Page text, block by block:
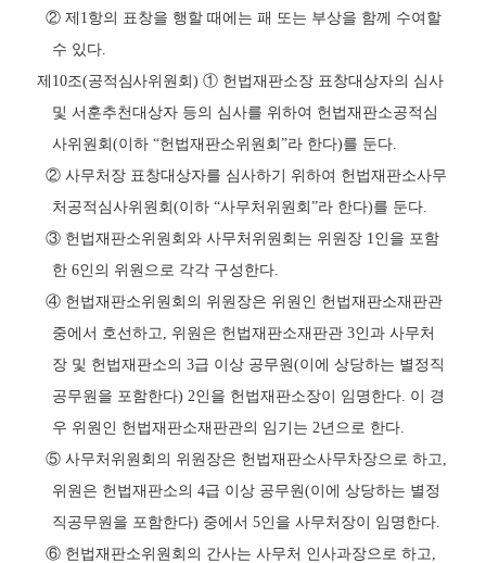
②제 1항의 표창을 행할 때에는 패 또는 부상을 함께 수여할
수 있다.
제 10조(공적심사위원회 ) ① 헌법재판소장 표창대상자의 심사
및 서훈추천대상자 등의 심사를 위하여 헌법재판소공적심
사위원회 (이하 “헌법재판소위원회 ”라 한다)를 둔다.
②사무처장 표창대상자를 심사하기 위하여 헌법재판소사무
처공적심사위원회 (이하 “사무처위원회 ”라 한다)를 둔다.
③ 헌법재판소위원회와 사무처위원회는 위원장 1인을 포함
한 6인의 위원으로 각각 구성한다.
④ 헌법재판소위원회의 위원장은 위원인 헌법재판소재판관
중에서 호선하고, 위원은 헌법재판소재판관 3인과 사무처
장 및 헌법재판소의 3급 이상 공무원(이에 상당하는 별정직
공무원을 포함한다) 2인을 헌법재판소장이 임명한다. 이 경
우 위원인 헌법재판소재판관의 임기는 2년으로 한다.
⑤사무처위원회의 위원장은 헌법재판소사무차장으로 하고,
위원은 헌법재판소의 4급 이상 공무원(이에 상당하는 별정
직공무원을 포함한다) 중에서 5인을 사무처장이 임명한다.
⑥ 헌법재판소위원회의 간사는 사무처 인사과장으로 하고,